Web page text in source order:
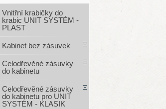
Vnitřní krabičky do
krabic UNIT SYSTÉM -
PLAST
Kabinet bez zásuvek
Celodřevěné zásuvky
do kabinetu
Celodřevěné zásuvky
do kabinetu pro UNIT
SYSTÉM - KLASIK